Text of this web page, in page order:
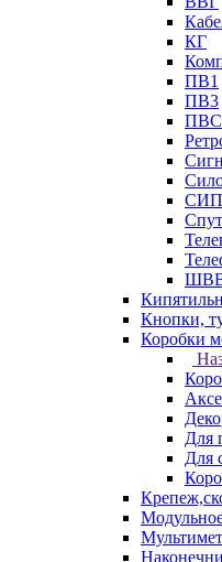
КГ
ПВ1
ПВ3
ПВС
СИП
Кнопки,
Коробки
Для
Для